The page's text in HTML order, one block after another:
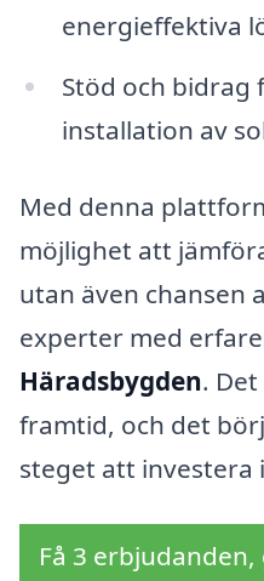
energieffektiva
Stöd och bidrag
installation av
Med denna
möjlighet att
utan även chansen
experter med
Häradsbygden.
framtid, och det
steget att investera
Få 3